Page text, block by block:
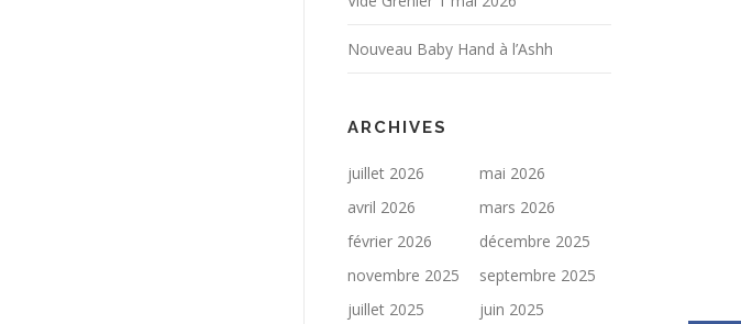
Nouveau Baby Hand à l’Ashh
ARCHIVES
juillet 2026
mai 2026
avril 2026
mars 2026
février 2026
décembre 2025
novembre 2025
septembre 2025
juillet 2025
juin 2025